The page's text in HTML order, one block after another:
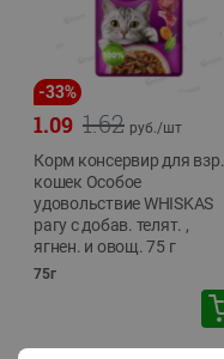
-33%
1.62
1.09 руб./шт
Корм консервир для взр.
кошек Особое
удовольствие WHISKAS
рагу с добав. телят. ,
ягнен. и овощ. 75 г
75г